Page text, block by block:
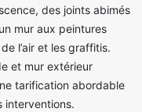
des joints abimés
mur aux peintures
l’air et les graffitis.
et mur extérieur
tarification abordable
interventions.